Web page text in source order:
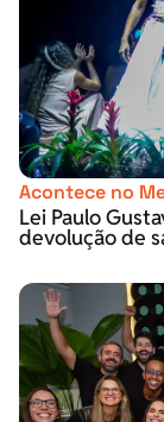
Acontece no
Lei Paulo
devolução de